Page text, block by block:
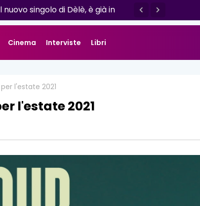
nuovo singolo di Dèlè, è già in
esce il nuovo singolo “Se ti va”
Cinema Interviste Libri
l'estate 2021
l'estate 2021